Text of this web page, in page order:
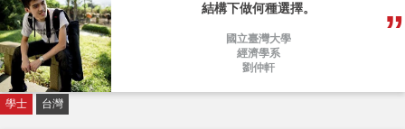
結構下做何種選擇。
國立臺灣大學
經濟學系
劉仲軒
學士 台灣